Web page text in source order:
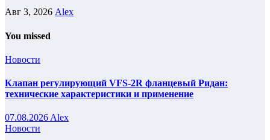
Авг 3, 2026 Alex
You missed
Новости
Клапан регулирующий VFS-2R фланцевый Ридан:
технические характеристики и применение
07.08.2026 Alex
Новости